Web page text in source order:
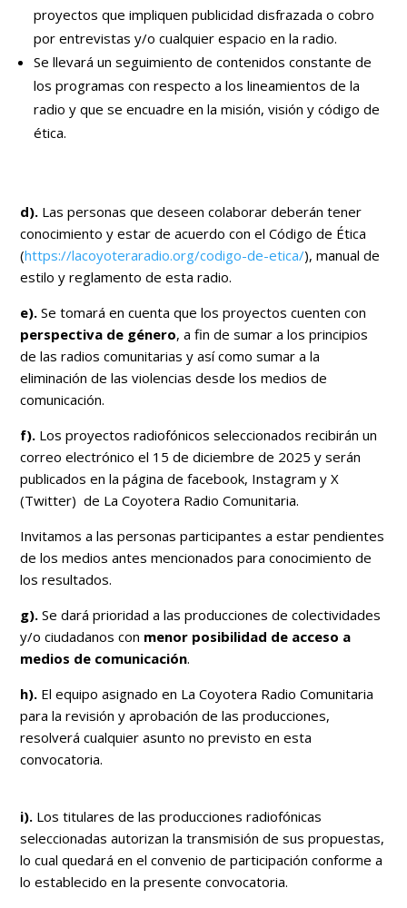
proyectos que impliquen publicidad disfrazada o cobro
por entrevistas y/o cualquier espacio en la radio.
Se llevará un seguimiento de contenidos constante de
los programas con respecto a los lineamientos de la
radio y que se encuadre en la misión, visión y código de
ética.
d). Las personas que deseen colaborar deberán tener
conocimiento y estar de acuerdo con el Código de Ética
(https://lacoyoteraradio.org/codigo-de-etica/), manual de
estilo y reglamento de esta radio.
e). Se tomará en cuenta que los proyectos cuenten con
perspectiva de género, a fin de sumar a los principios
de las radios comunitarias y así como sumar a la
eliminación de las violencias desde los medios de
comunicación.
f). Los proyectos radiofónicos seleccionados recibirán un
correo electrónico el 15 de diciembre de 2025 y serán
publicados en la página de facebook, Instagram y X
(Twitter) de La Coyotera Radio Comunitaria.
Invitamos a las personas participantes a estar pendientes
de los medios antes mencionados para conocimiento de
los resultados.
g). Se dará prioridad a las producciones de colectividades
y/o ciudadanos con menor posibilidad de acceso a
medios de comunicación.
h). El equipo asignado en La Coyotera Radio Comunitaria
para la revisión y aprobación de las producciones,
resolverá cualquier asunto no previsto en esta
convocatoria.
i). Los titulares de las producciones radiofónicas
seleccionadas autorizan la transmisión de sus propuestas,
lo cual quedará en el convenio de participación conforme a
lo establecido en la presente convocatoria.